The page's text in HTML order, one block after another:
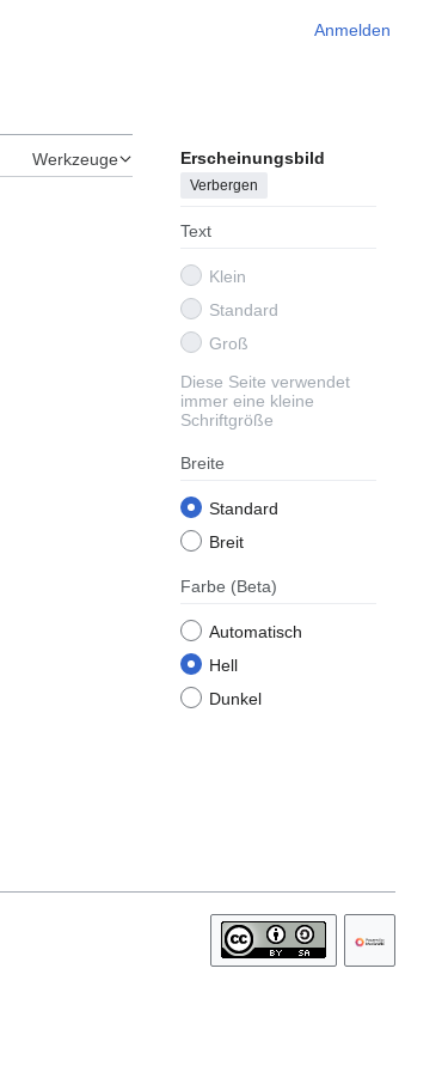
Anmelden
Werkzeuge Erscheinungsbild
Verbergen
Text
Klein
Standard
Groß
Diese Seite verwendet
immer eine kleine
Schriftgröße
Breite
Standard
Breit
Farbe (Beta)
Automatisch
Hell
Dunkel